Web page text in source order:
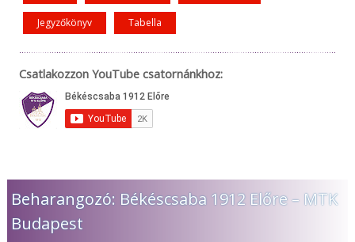
Jegyzőkönyv Tabella
Csatlakozzon YouTube csatornánkhoz:
Beharangozó: Békéscsaba 1912 Előre – MTK
Budapest